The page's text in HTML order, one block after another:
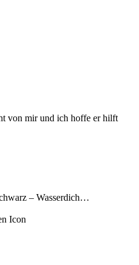
von mir und ich hoffe er hilft
– Wasserdich…